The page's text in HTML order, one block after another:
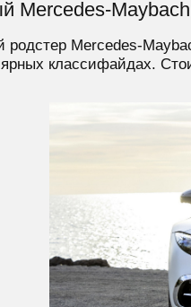
Mercedes-
Mercedes-
классифайдах.